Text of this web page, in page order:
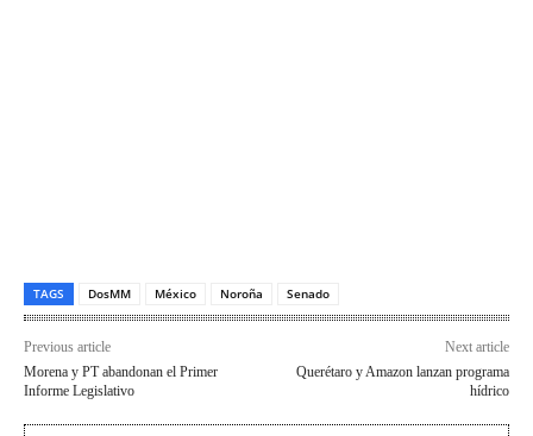
TAGS DosMM México Noroña Senado
Previous article
Morena y PT abandonan el Primer
Informe Legislativo
Next article
Querétaro y Amazon lanzan programa
hídrico